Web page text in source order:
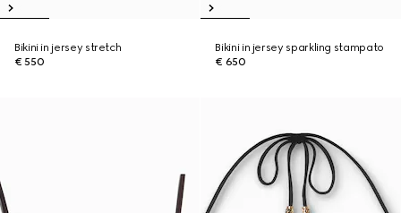
Bikini in jersey stretch
€ 550
Bikini in jersey sparkling stampato
€ 650